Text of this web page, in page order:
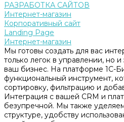
РАЗРАБОТКА САЙТОВ
Интернет-магазин
Корпоративный сайт
Landing Page
Интернет-магазин
Мы готовы создать для вас
только легок в управлении, но
ваш бизнес. На платформе 1С-
функциональный инструмент,
сортировку, фильтрацию и
Интеграция с вашей CRM и
безупречной. Мы также
структуре, удобству